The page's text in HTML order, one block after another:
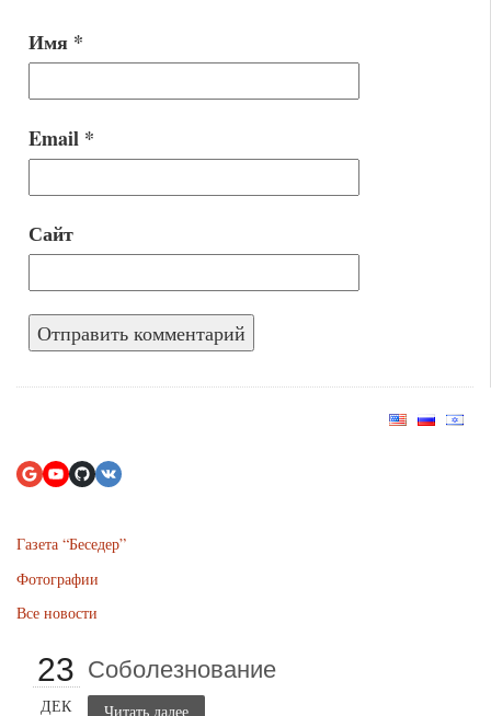
Имя *
Email *
Сайт
Газета “Беседер”
Фотографии
Все новости
23
ДЕК
Соболезнование
Читать далее